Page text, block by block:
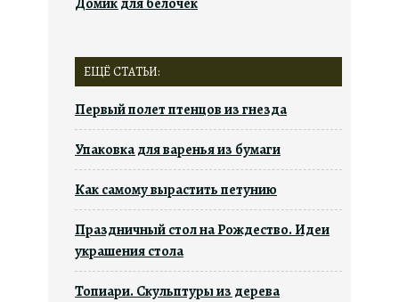
ЕЩЁ СТАТЬИ:
Первый полет птенцов из гнезда
Упаковка для варенья из бумаги
Как самому вырастить петунию
Праздничный стол на Рождество. Идеи
украшения стола
Топиари. Скульптуры из дерева